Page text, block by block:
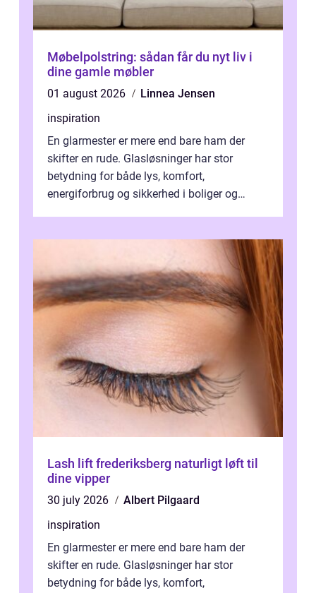
Møbelpolstring: sådan får du nyt liv i
dine gamle møbler
01 august 2026
Linnea Jensen
inspiration
En glarmester er mere end bare ham der
skifter en rude. Glasløsninger har stor
betydning for både lys, komfort,
energiforbrug og sikkerhed i boliger og
Lash lift frederiksberg naturligt løft til
dine vipper
30 july 2026
Albert Pilgaard
inspiration
En glarmester er mere end bare ham der
skifter en rude. Glasløsninger har stor
betydning for både lys, komfort,